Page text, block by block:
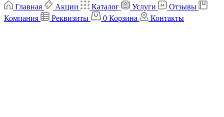
Главная
Акции Каталог Услуги
Отзывы
Компания
Реквизиты 0 Корзина Контакты